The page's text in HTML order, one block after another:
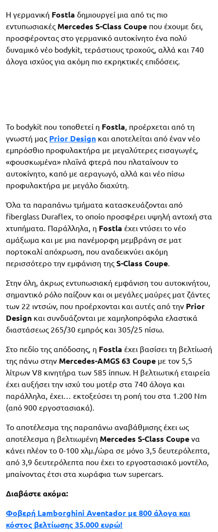
Η γερμανική Fostla δημιουργεί μια από τις πιο
εντυπωσιακές Mercedes S-Class Coupe που έχουμε δει,
προσφέροντας στο γερμανικό αυτοκίνητο ένα πολύ
δυναμικό νέο bodykit, τεράστιους τροχούς, αλλά και 740
άλογα ισχύος για ακόμη πιο εκρηκτικές επιδόσεις.
Το bodykit που τοποθετεί η Fostla, προέρχεται από τη
γνωστή μας Prior Design και αποτελείται από έναν νέο
εμπρόσθιο προφυλακτήρα με μεγαλύτερες εισαγωγές,
«φουσκωμένα» πλαϊνά φτερά που πλαταίνουν το
αυτοκίνητο, καπό με αεραγωγό, αλλά και νέο πίσω
προφυλακτήρα με μεγάλο διαχύτη.
Όλα τα παραπάνω τμήματα κατασκευάζονται από
fiberglass Duraflex, το οποίο προσφέρει υψηλή αντοχή στα
χτυπήματα. Παράλληλα, η Fostla έχει ντύσει το νέο
αμάξωμα και με μια πανέμορφη μεμβράνη σε ματ
πορτοκαλί απόχρωση, που αναδεικνύει ακόμη
περισσότερο την εμφάνιση της S-Class Coupe.
Στην όλη, άκρως εντυπωσιακή εμφάνιση του αυτοκινήτου,
σημαντικό ρόλο παίζουν και οι μεγάλες μαύρες ματ ζάντες
των 22 ιντσών, που προέρχονται και αυτές από την Prior
Design και συνδυάζονται με χαμηλοπρόφιλα ελαστικά
διαστάσεως 265/30 εμπρός και 305/25 πίσω.
Στο πεδίο της απόδοσης, η Fostla έχει βασίσει τη βελτίωσή
της πάνω στην Mercedes-AMGS 63 Coupe με τον 5,5
λίτρων V8 κινητήρα των 585 ίππων. Η βελτιωτική εταιρεία
έχει αυξήσει την ισχύ του μοτέρ στα 740 άλογα και
παράλληλα, έχει… εκτοξεύσει τη ροπή του στα 1.200 Nm
(από 900 εργοστασιακά).
Το αποτέλεσμα της παραπάνω αναβάθμισης έχει ως
αποτέλεσμα η βελτιωμένη Mercedes S-Class Coupe να
κάνει πλέον το 0-100 χλμ./ώρα σε μόνο 3,5 δευτερόλεπτα,
από 3,9 δευτερόλεπτα που έχει το εργοστασιακό μοντέλο,
μπαίνοντας έτσι στα χωράφια των supercars.
Διαβάστε ακόμα:
Φοβερή Lamborghini Aventador με 800 άλογα και
κόστος βελτίωσης 35.000 ευρώ!